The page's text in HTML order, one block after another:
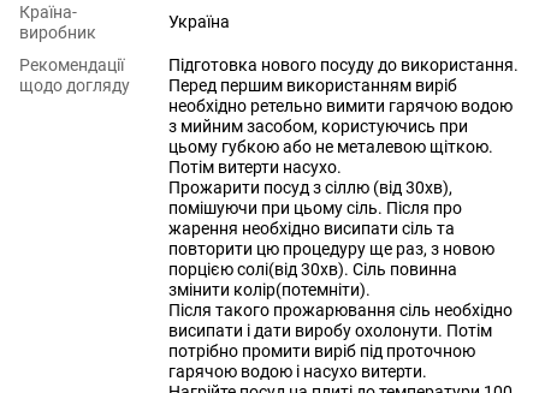
Країна-
виробник
Україна
Рекомендації
щодо догляду
Підготовка нового посуду до використання.
Перед першим використанням виріб
необхідно ретельно вимити гарячою водою
з мийним засобом, користуючись при
цьому губкою або не металевою щіткою.
Потім витерти насухо.
Прожарити посуд з сіллю (від 30хв),
помішуючи при цьому сіль. Після про
жарення необхідно висипати сіль та
повторити цю процедуру ще раз, з новою
порцією солі(від 30хв). Сіль повинна
змінити колір(потемніти).
Після такого прожарювання сіль необхідно
висипати і дати виробу охолонути. Потім
потрібно промити виріб під проточною
гарячою водою і насухо витерти.